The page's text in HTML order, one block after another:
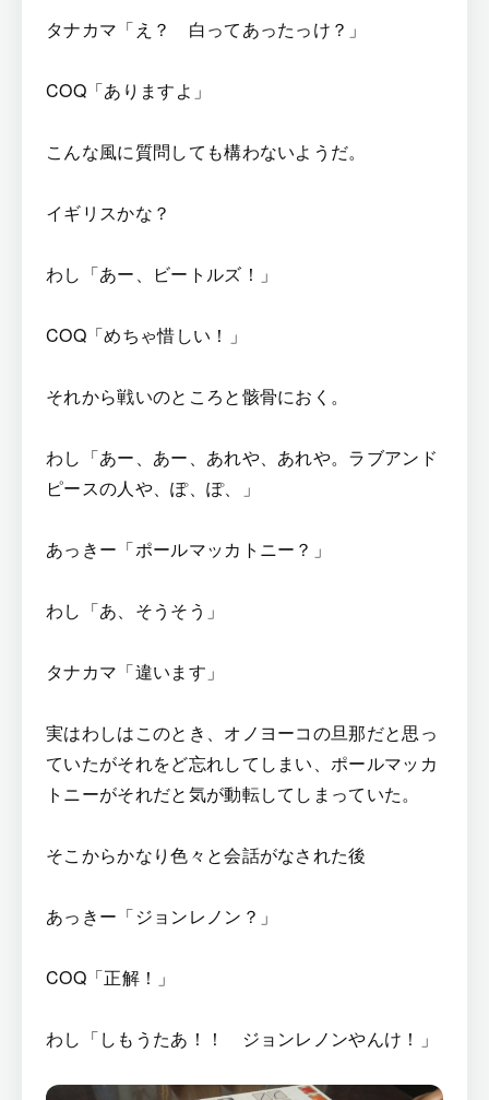
タナカマ「え？ 白ってあったっけ？」
COQ「ありますよ」
こんな風に質問しても構わないようだ。
イギリスかな？
わし「あー、ビートルズ！」
COQ「めちゃ惜しい！」
それから戦いのところと骸骨におく。
わし「あー、あー、あれや、あれや。ラブアンド
ピースの人や、ぽ、ぽ、」
あっきー「ポールマッカトニー？」
わし「あ、そうそう」
タナカマ「違います」
実はわしはこのとき、オノヨーコの旦那だと思っ
ていたがそれをど忘れしてしまい、ポールマッカ
トニーがそれだと気が動転してしまっていた。
そこからかなり色々と会話がなされた後
あっきー「ジョンレノン？」
COQ「正解！」
わし「しもうたあ！！ ジョンレノンやんけ！」